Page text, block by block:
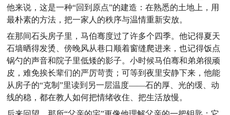
他来说，这是一种“回到原点”的建造：在熟悉的土地上，用
最朴素的方法，把一家人的秩序与温情重新安放。
在那间石头房子里，马伯骞度过了许多个四季。他记得夏天
石墙晒得发烫、傍晚风从巷口顺着窗缝爬进来，也记得饭点
锅勺的声音和院子里低矮的影子。小时候马伯骞和弟弟很顽
皮，难免挨长辈们的严厉苛责；可等到夜里安静下来，他能
从房子的“克制”里读到另一层温度——石的厚、光的缓、动
线的稳，都在教人如何把情绪收住、把生活放慢。